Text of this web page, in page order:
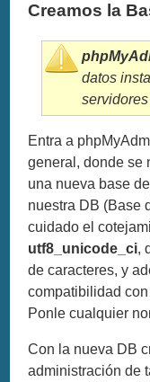
Creamos la
datos
Entra a
general, donde se
una nueva base
nuestra DB (Base
cuidado el
utf8_unicode_ci,
de caracteres, y
compatibilidad
Ponle cualquier
Con la nueva DB
administración de